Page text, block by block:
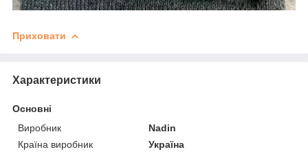
Приховати
Характеристики
Основні
Виробник
Nadin
Країна виробник
Україна